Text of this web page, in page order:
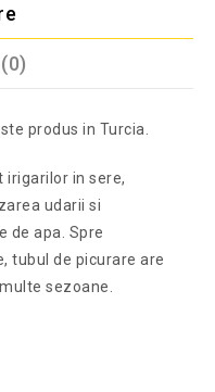
produs in Turcia.
in sere,
udarii si
de apa. Spre
tubul de picurare are
sezoane.